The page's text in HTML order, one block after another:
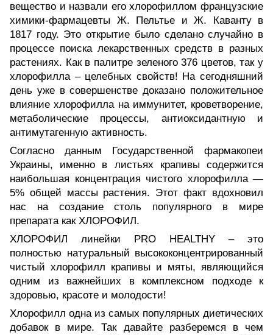
вещество и назвали его хлорофиллом французские
химики-фармацевты Ж. Пельтье и Ж. Каванту в
1817 году. Это открытие было сделано случайно в
процессе поиска лекарственных средств в разных
растениях. Как в палитре зеленого 376 цветов, так у
хлорофилла – целебных свойств! На сегодняшний
день уже в совершенстве доказано положительное
влияние хлорофилла на иммунитет, кроветворение,
метаболические процессы, антиоксидантную и
антимутагенную активность.
Согласно данным Государственной фармакопеи
Украины, именно в листьях крапивы содержится
наибольшая концентрация чистого хлорофилла —
5% общей массы растения. Этот факт вдохновил
нас на создание столь популярного в мире
препарата как ХЛОРОФИЛ.
ХЛОРОФИЛ линейки PRO HEALTHY – это
полностью натуральный высококонцентрированный
чистый хлорофилл крапивы и мяты, являющийся
одним из важнейших в комплексном подходе к
здоровью, красоте и молодости!
Хлорофилл одна из самых популярных диетических
добавок в мире. Так давайте разберемся в чем